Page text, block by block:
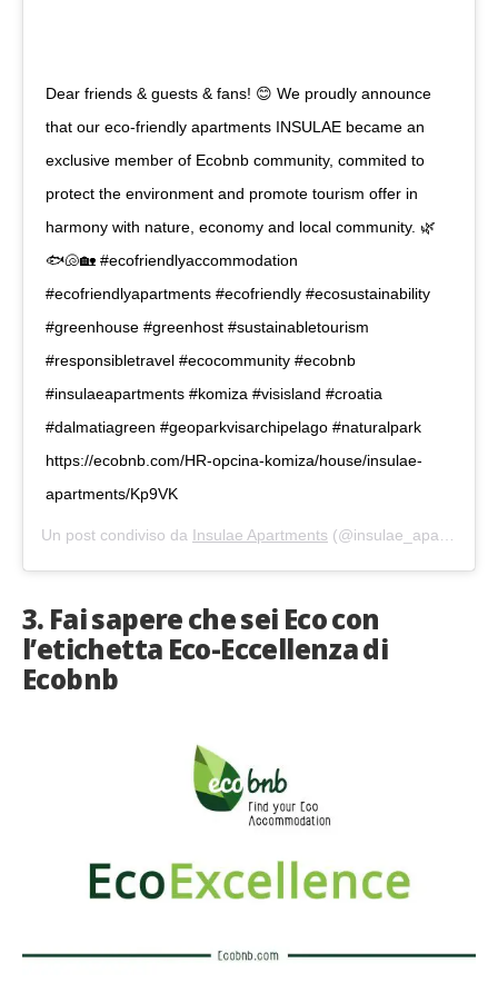
Dear friends & guests & fans! 😊 We proudly announce
that our eco-friendly apartments INSULAE became an
exclusive member of Ecobnb community, commited to
protect the environment and promote tourism offer in
harmony with nature, economy and local community. 🌿
🐟🐚🏡 #ecofriendlyaccommodation
#ecofriendlyapartments #ecofriendly #ecosustainability
#greenhouse #greenhost #sustainabletourism
#responsibletravel #ecocommunity #ecobnb
#insulaeapartments #komiza #visisland #croatia
#dalmatiagreen #geoparkvisarchipelago #naturalpark
https://ecobnb.com/HR-opcina-komiza/house/insulae-
apartments/Kp9VK
Un post condiviso da Insulae Apartments (@insulae_apartments) in data:
3. Fai sapere che sei Eco con
l’etichetta Eco-Eccellenza di
Ecobnb